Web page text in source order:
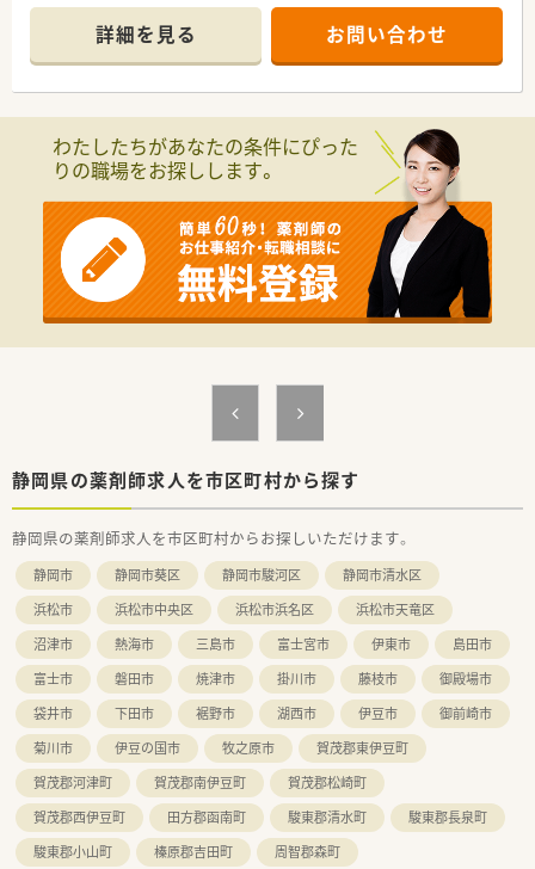
■17：00終業で残業はほぼなく、プライベートも充実をさせるこ
とができます。
■有給消化率は90％。職員がみなさん取得しているため、有給を
使いやすい雰囲気がございます。
＼こんな方におすすめ／
■家事や育児に忙しいママさん薬剤師に
■自分のペースで仕事を進めたい方に
詳細を見る お問い合わせ
わたしたちがあなたの条件にぴった
りの職場をお探しします。
静岡県の薬剤師求人を市区町村から探す
静岡県の薬剤師求人を市区町村からお探しいただけます。
静岡市 静岡市葵区 静岡市駿河区
静岡市清水区
浜松市
浜松市中央区 浜松市浜名区
浜松市天竜区
沼津市
熱海市 三島市 富士宮市 伊東市
島田市
富士市
磐田市 焼津市 掛川市 藤枝市
御殿場市
袋井市
下田市 裾野市 湖西市 伊豆市
御前崎市
菊川市
伊豆の国市 牧之原市
賀茂郡東伊豆町
賀茂郡河津町
賀茂郡南伊豆町
賀茂郡松崎町
賀茂郡西伊豆町
田方郡函南町 駿東郡清水町
駿東郡長泉町
駿東郡小山町
榛原郡吉田町 周智郡森町